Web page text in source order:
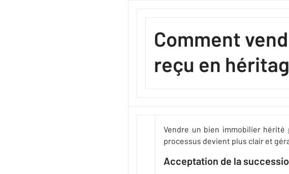
Comment
reçu en
Vendre un bien immobilier hérité
processus devient plus clair et
Acceptation de la